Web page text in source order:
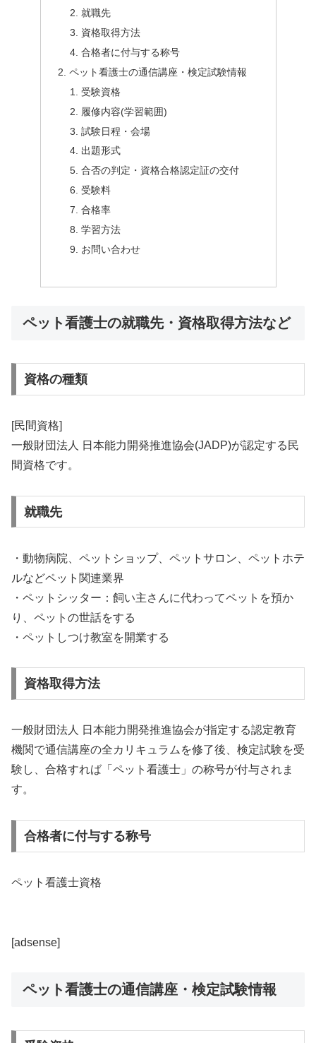
就職先
資格取得方法
合格者に付与する称号
ペット看護士の通信講座・検定試験情報
受験資格
履修内容(学習範囲)
試験日程・会場
出題形式
合否の判定・資格合格認定証の交付
受験料
合格率
学習方法
お問い合わせ
ペット看護士の就職先・資格取得方法など
資格の種類
[民間資格]
一般財団法人 日本能力開発推進協会(JADP)が認定する民
間資格です。
就職先
・動物病院、ペットショップ、ペットサロン、ペットホテ
ルなどペット関連業界
・ペットシッター：飼い主さんに代わってペットを預か
り、ペットの世話をする
・ペットしつけ教室を開業する
資格取得方法
一般財団法人 日本能力開発推進協会が指定する認定教育
機関で通信講座の全カリキュラムを修了後、検定試験を受
験し、合格すれば「ペット看護士」の称号が付与されま
す。
合格者に付与する称号
ペット看護士資格
[adsense]
ペット看護士の通信講座・検定試験情報